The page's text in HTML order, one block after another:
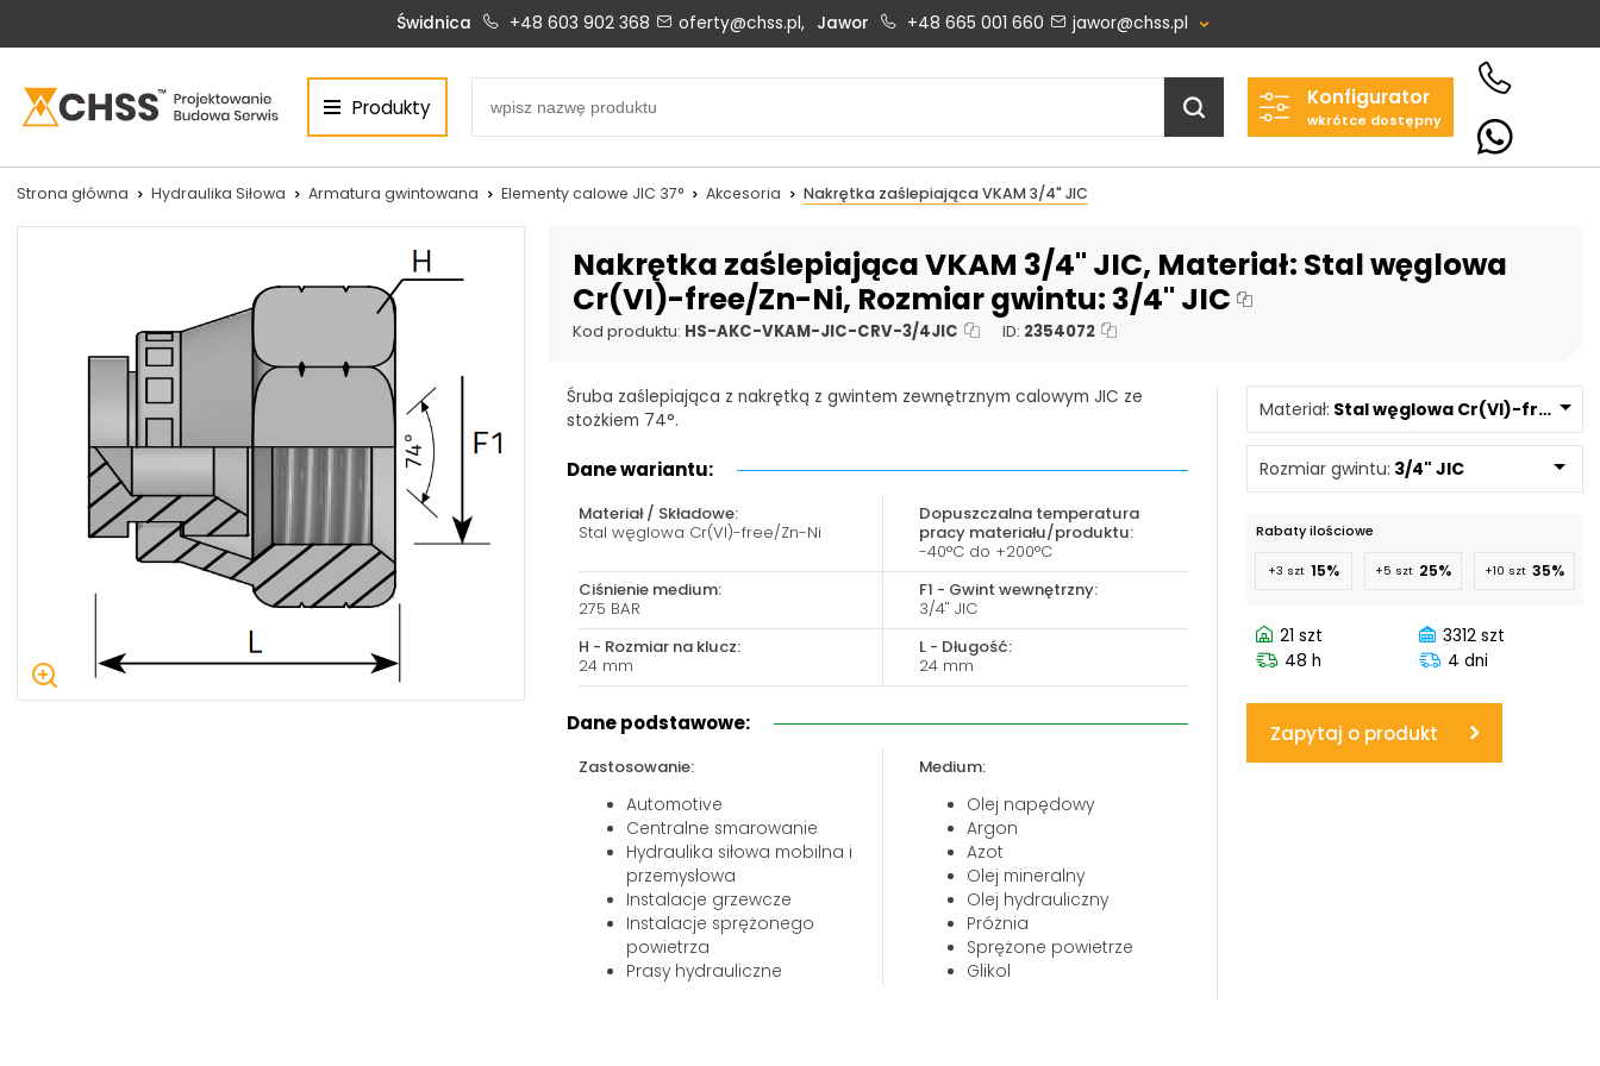
Centrum Hydrauliki Siłowej Świdnica
CHSS.PL DAWID WOŹNY
Biuro obsługi klienta:
+48 603 902 368
+48 603 902 368
Siłowniki:
+48 690 884 272
silowniki@chss.pl
+48 536 202 250
+48 609 877 288
serwis@chss.pl
Uszczelnienia techniczne:
uszczelnienia@chss.pl
Magazyn 24H:
info@chss.pl
Centrum Hydrauliki Siłowej Jawor
59-400 Jawor, ul. Kuziennicza 5, POLSKA
Biuro obsługi klienta:
+48 535 424 483
jawor@chss.pl
PN-PT: 7:00 - 16:00
Magazyn 24H:
+48 665 001 770
Projektowanie i budowa
układów:
POWER HYDRAULICS
58-100 Świdnica, ul. Bystrzycka 17,
POLSKA
Projekty:
+48 732 527 128
info@powerhydraulics.eu
www.powerhydraulics.eu
Engineering for motion
Świdnica +48 603 902 368 oferty@chss.pl, Jawor +48 665 001 660 jawor@chss.pl
Produkty Konfigurator
wkrótce dostępny
Strona główna Hydraulika Siłowa Armatura gwintowana Elementy calowe JIC 37° Akcesoria Nakrętka zaślepiająca VKAM 3/4" JIC
Nakrętka zaślepiająca VKAM 3/4" JIC, Materiał: Stal węglowa
Cr(VI)-free/Zn-Ni, Rozmiar gwintu: 3/4" JIC
Kod produktu: HS-AKC-VKAM-JIC-CRV-3/4JIC ID: 2354072
Śruba zaślepiająca z nakrętką z gwintem zewnętrznym calowym JIC ze
stożkiem 74°.
Dane wariantu:
Materiał / Składowe:
Stal węglowa Cr(VI)-free/Zn-Ni
Dopuszczalna temperatura
pracy materiału/produktu:
-40°C do +200°C
Ciśnienie medium:
275 BAR
F1 - Gwint wewnętrzny:
3/4" JIC
H - Rozmiar na klucz:
24 mm
L - Długość:
24 mm
Dane podstawowe:
Zastosowanie:
Automotive
Centralne smarowanie
Hydraulika siłowa mobilna i
przemysłowa
Instalacje grzewcze
Instalacje sprężonego
powietrza
Prasy hydrauliczne
Medium:
Olej napędowy
Argon
Azot
Olej mineralny
Olej hydrauliczny
Próżnia
Sprężone powietrze
Glikol
Materiał: Stal węglowa Cr(VI)-free/
Rozmiar gwintu: 3/4" JIC
Rabaty ilościowe
+3 szt 15% +5 szt 25% +10 szt 35%
21 szt
48 h
3312 szt
4 dni
Zapytaj o produkt